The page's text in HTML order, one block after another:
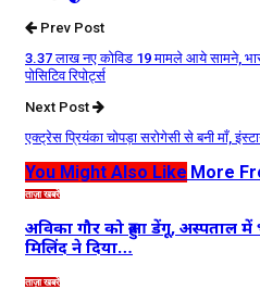
Prev Post
3.37 लाख नए कोविड 19 मामले आये सामने,
पोसिटिव रिपोर्ट्स
Next Post
एक्ट्रेस प्रियंका चोपड़ा सरोगेसी से बनी माँ,
You Might Also Like More
ताज़ा खबरें
अविका गौर को हुआ डेंगू, अस्पताल में
मिलिंद ने दिया…
ताज़ा खबरें